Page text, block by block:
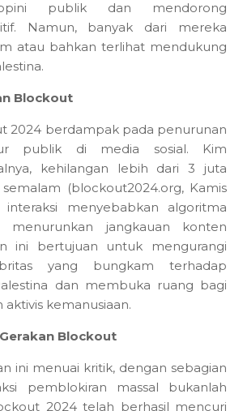
publik dan mendorong
Namun, banyak dari mereka
atau bahkan terlihat mendukung
Blockout
2024 berdampak pada penurunan
publik di media sosial. Kim
kehilangan lebih dari 3 juta
(blockout2024.org, Kamis
interaksi menyebabkan algoritma
menurunkan jangkauan konten
ini bertujuan untuk mengurangi
yang bungkam terhadap
dan membuka ruang bagi
aktivis kemanusiaan.
Blockout
ini menuai kritik, dengan sebagian
pemblokiran massal bukanlah
2024 telah berhasil mencuri